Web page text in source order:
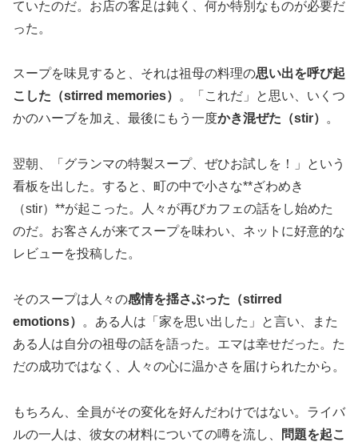
ていたのだ。お店の客足は鈍く、何か特別なものが必要だ
った。
スープを味見すると、それは祖母の料理の思い出を呼び起
こした（stirred memories） 。「これだ」と思い、いくつ
かのハーブを加え、最後にもう一度かき混ぜた（stir） 。
翌朝、「グランマの特製スープ、ぜひお試しを！」という
看板を出した。すると、町の中で小さな**ざわめき
（stir）**が起こった。人々が再びカフェの話をし始めた
のだ。お客さんが来てスープを味わい、ネットに好意的な
レビューを投稿した。
そのスープは人々の感情を揺さぶった（stirred
emotions）
。ある人は「家を思い出した」と言い、また
ある人は自分の祖母の話を語った。エマは幸せだった。た
だの成功ではなく、人々の心に温かさを届けられたから。
もちろん、全員がその変化を好んだわけではない。ライバ
ルの一人は、彼女の材料についての噂を流し、
問題を起こ